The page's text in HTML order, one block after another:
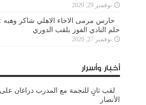
نوفمبر 29, 2020
حارس مرمى الاخاء الاهلي شاكر وهبه
حلم النادي الفوز بلقب الدوري
نوفمبر 27, 2020
أخبار وأسرار
لقب ثانٍ للنجمة مع المدرب دراغان
الأنصار